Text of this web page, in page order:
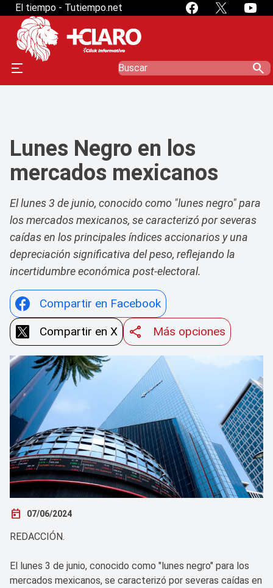
El tiempo - Tutiempo.net
search
Lunes Negro en los
mercados mexicanos
El lunes 3 de junio, conocido como "lunes negro" para
los mercados mexicanos, se caracterizó por severas
caídas en los principales índices accionarios y una
depreciación significativa del peso, reflejando la
incertidumbre económica post-electoral.
Compartir en Facebook
Compartir en X
Más opciones
today 07/06/2024
REDACCIÓN.
El lunes 3 de junio, conocido como "lunes negro" para los
mercados mexicanos, se caracterizó por severas caídas en